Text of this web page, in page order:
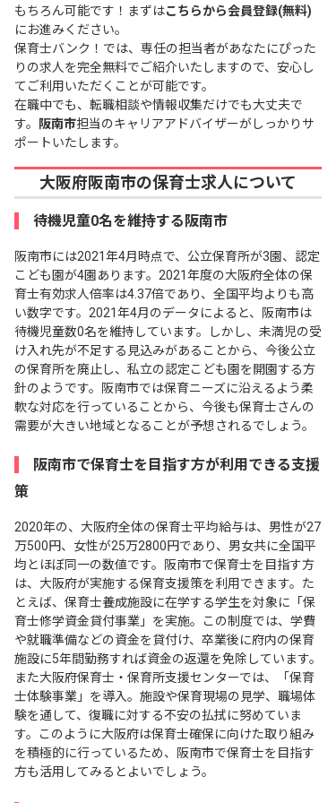
もちろん可能です！まずはこちらから会員登録(無料)
にお進みください。
保育士バンク！では、専任の担当者があなたにぴった
りの求人を完全無料でご紹介いたしますので、安心し
てご利用いただくことが可能です。
在職中でも、転職相談や情報収集だけでも大丈夫で
す。
阪南市担当のキャリアアドバイザーがしっかりサ
ポートいたします。
大阪府阪南市の保育士求人について
待機児童0名を維持する阪南市
阪南市には2021年4月時点で、公立保育所が3園、認定
こども園が4園あります。2021年度の大阪府全体の保
育士有効求人倍率は4.37倍であり、全国平均よりも高
い数字です。2021年4月のデータによると、阪南市は
待機児童数0名を維持しています。しかし、未満児の受
け入れ先が不足する見込みがあることから、今後公立
の保育所を廃止し、私立の認定こども園を開園する方
針のようです。阪南市では保育ニーズに沿えるよう柔
軟な対応を行っていることから、今後も保育士さんの
需要が大きい地域となることが予想されるでしょう。
阪南市で保育士を目指す方が利用できる支援
策
2020年の、大阪府全体の保育士平均給与は、男性が27
万500円、女性が25万2800円であり、男女共に全国平
均とほぼ同一の数値です。阪南市で保育士を目指す方
は、大阪府が実施する保育支援策を利用できます。た
とえば、保育士養成施設に在学する学生を対象に「保
育士修学資金貸付事業」を実施。この制度では、学費
や就職準備などの資金を貸付け、卒業後に府内の保育
施設に5年間勤務すれば資金の返還を免除しています。
また大阪府保育士・保育所支援センターでは、「保育
士体験事業」を導入。施設や保育現場の見学、職場体
験を通して、復職に対する不安の払拭に努めていま
す。このように大阪府は保育士確保に向けた取り組み
を積極的に行っているため、阪南市で保育士を目指す
方も活用してみるとよいでしょう。